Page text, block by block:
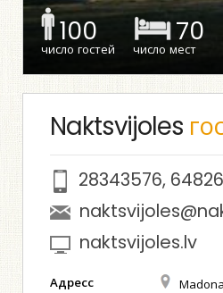
100
число гостей
70
число мест
Naktsvijoles
28343576,
naktsvijoles.lv
Адресс